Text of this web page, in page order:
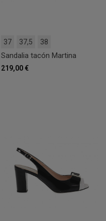
37 37,5 38
Sandalia tacón Martina
219,00 €